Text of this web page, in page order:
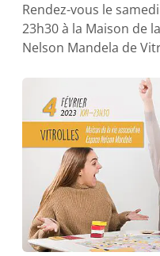
Rendez-vous le
23h30 à la Maison de
Nelson Mandela de